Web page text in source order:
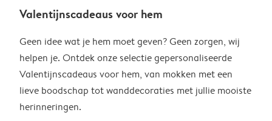
Valentijnscadeaus voor hem
Geen idee wat je hem moet geven? Geen zorgen, wij
helpen je. Ontdek onze selectie gepersonaliseerde
Valentijnscadeaus voor hem, van mokken met een
lieve boodschap tot wanddecoraties met jullie mooiste
herinneringen.